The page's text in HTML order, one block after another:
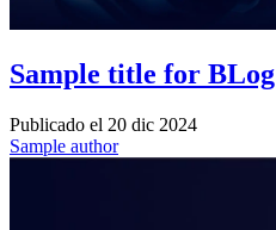
Sample title for BLog
Publicado el 20 dic 2024
Sample author